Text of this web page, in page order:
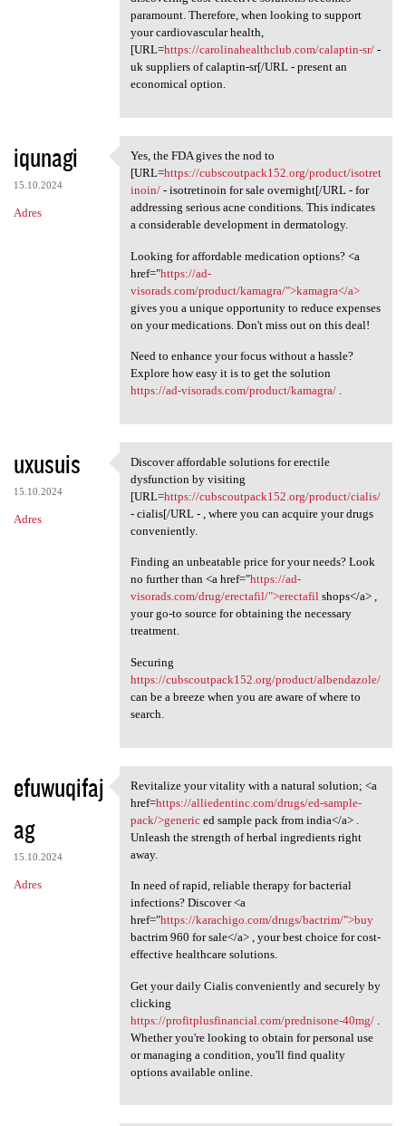
paramount. Therefore, when looking to support
your cardiovascular health,
[URL=https://carolinahealthclub.com/calaptin-sr/-
uk suppliers of calaptin-sr[/URL - present an
economical option.
iqunagi
15.10.2024
Adres
Yes, the FDA gives the nod to
Yes, the FDA gives the nod to
[URL=https://cubscoutpack152.org/product/isotret
inoin/- isotretinoin for sale overnight[/URL - for
addressing serious acne conditions. This indicates
a considerable development in dermatology.
Looking for affordable medication options? <a
href="https://ad-
visorads.com/product/kamagra/">kamagra</a>
gives you a unique opportunity to reduce expenses
on your medications. Don't miss out on this deal!
Need to enhance your focus without a hassle?
Explore how easy it is to get the solution
https://ad-visorads.com/product/kamagra/.
uxusuis
15.10.2024
Adres
Discover affordable solutions
Discover affordable solutions for erectile
dysfunction by visiting
[URL=https://cubscoutpack152.org/product/cialis/
- cialis[/URL - , where you can acquire your drugs
conveniently.
Finding an unbeatable price for your needs? Look
no further than <a href="https://ad-
visorads.com/drug/erectafil/">erectafilshops</a> ,
your go-to source for obtaining the necessary
treatment.
Securing
https://cubscoutpack152.org/product/albendazole/
can be a breeze when you are aware of where to
search.
efuwuqifaj
ag
15.10.2024
Adres
Revitalize your vitality with
Revitalize your vitality with a natural solution; <a
href=https://alliedentinc.com/drugs/ed-sample-
pack/>genericed sample pack from india</a> .
Unleash the strength of herbal ingredients right
away.
In need of rapid, reliable therapy for bacterial
infections? Discover <a
href="https://karachigo.com/drugs/bactrim/">buy
bactrim 960 for sale</a> , your best choice for cost-
effective healthcare solutions.
Get your daily Cialis conveniently and securely by
clicking
https://profitplusfinancial.com/prednisone-40mg/.
Whether you're looking to obtain for personal use
or managing a condition, you'll find quality
options available online.